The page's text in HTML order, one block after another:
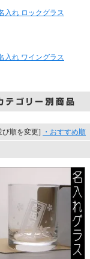
入れ ロックグラス
入れ ワイングラス
び順を変更] ・おすすめ順